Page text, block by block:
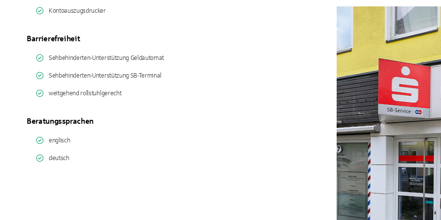
Kontoauszugsdrucker
Barrierefreiheit
Sehbehinderten-Unterstützung Geldautomat
Sehbehinderten-Unterstützung SB-Terminal
weitgehend rollstuhlgerecht
Beratungssprachen
englisch
deutsch